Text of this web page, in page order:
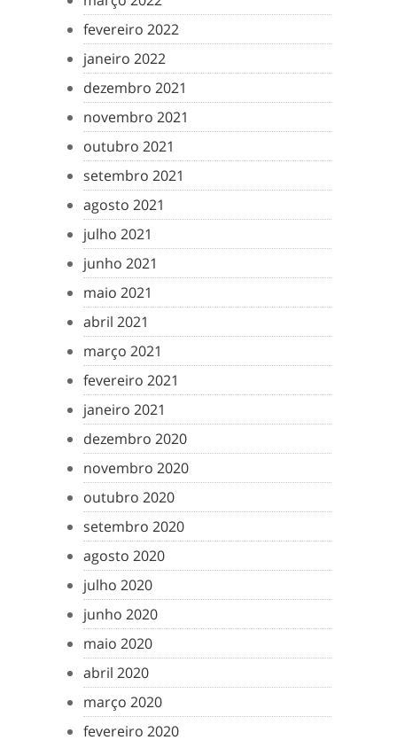
fevereiro 2022
janeiro 2022
dezembro 2021
novembro 2021
outubro 2021
setembro 2021
agosto 2021
julho 2021
junho 2021
maio 2021
abril 2021
março 2021
fevereiro 2021
janeiro 2021
dezembro 2020
novembro 2020
outubro 2020
setembro 2020
agosto 2020
julho 2020
junho 2020
maio 2020
abril 2020
março 2020
fevereiro 2020